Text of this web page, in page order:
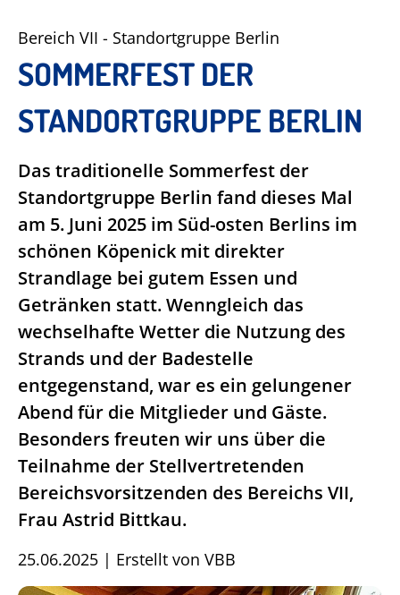
Bereich VII - Standortgruppe Berlin
SOMMERFEST DER
STANDORTGRUPPE BERLIN
Das traditionelle Sommerfest der
Standortgruppe Berlin fand dieses Mal
am 5. Juni 2025 im Süd-osten Berlins im
schönen Köpenick mit direkter
Strandlage bei gutem Essen und
Getränken statt. Wenngleich das
wechselhafte Wetter die Nutzung des
Strands und der Badestelle
entgegenstand, war es ein gelungener
Abend für die Mitglieder und Gäste.
Besonders freuten wir uns über die
Teilnahme der Stellvertretenden
Bereichsvorsitzenden des Bereichs VII,
Frau Astrid Bittkau.
25.06.2025 | Erstellt von VBB